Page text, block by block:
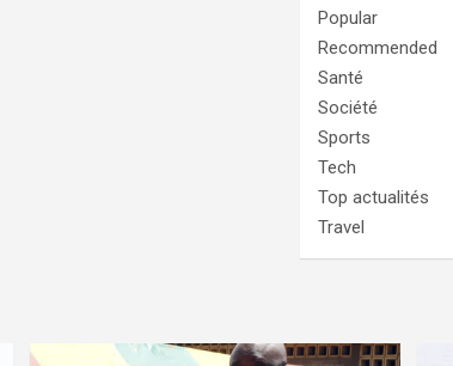
Popular
Recommended
Santé
Société
Sports
Tech
Top actualités
Travel